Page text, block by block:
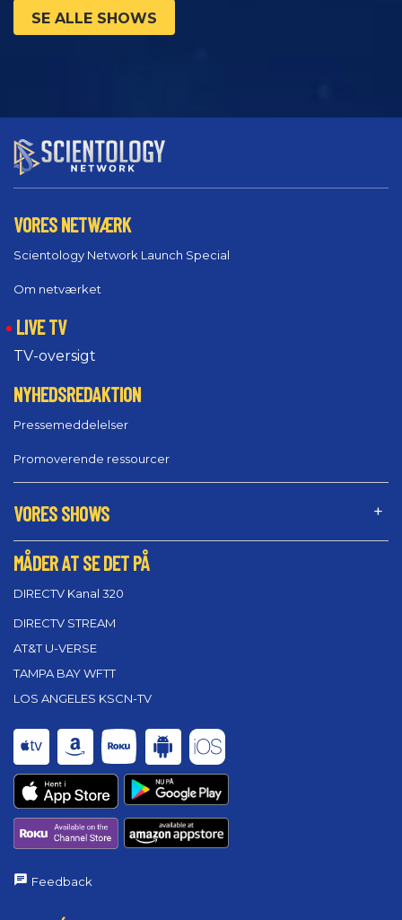
SE ALLE SHOWS
VORES NETWÆRK
Scientology Network Launch Special
Om netværket
LIVE TV
TV-oversigt
NYHEDSREDAKTION
Pressemeddelelser
Promoverende ressourcer
VORES SHOWS
MÅDER AT SE DET PÅ
DIRECTV Kanal 320
DIRECTV STREAM
AT&T U-VERSE
TAMPA BAY WFTT
LOS ANGELES KSCN-TV
Feedback